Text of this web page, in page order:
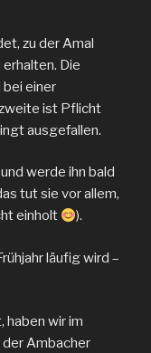
zu der Amal
Die
bei einer
ist Pflicht
ausgefallen.
werde ihn bald
tut sie vor allem,
einholt
).
läufig wird –
haben wir im
Ambacher